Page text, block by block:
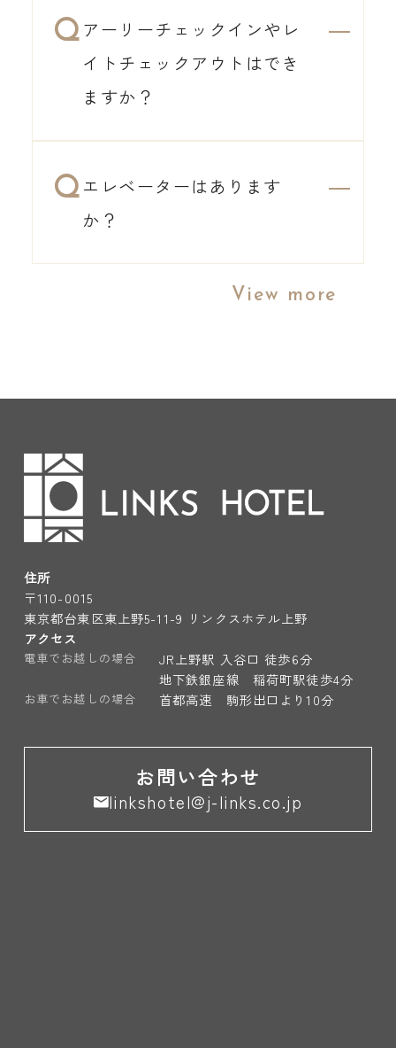
アーリーチェックインやレ
イトチェックアウトはでき
ますか？
エレベーターはあります
か？
View more
住所
〒110-0015
東京都台東区東上野5-11-9 リンクスホテル上野
アクセス
電車でお越しの場合
JR上野駅 入谷口 徒歩6分
地下鉄銀座線 稲荷町駅徒歩4分
お車でお越しの場合 首都高速 駒形出口より10分
お問い合わせ
linkshotel@j-links.co.jp